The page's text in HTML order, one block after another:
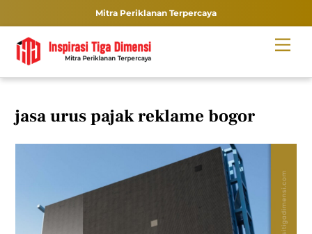
Mitra Periklanan Terpercaya
content
jasa urus pajak reklame bogor